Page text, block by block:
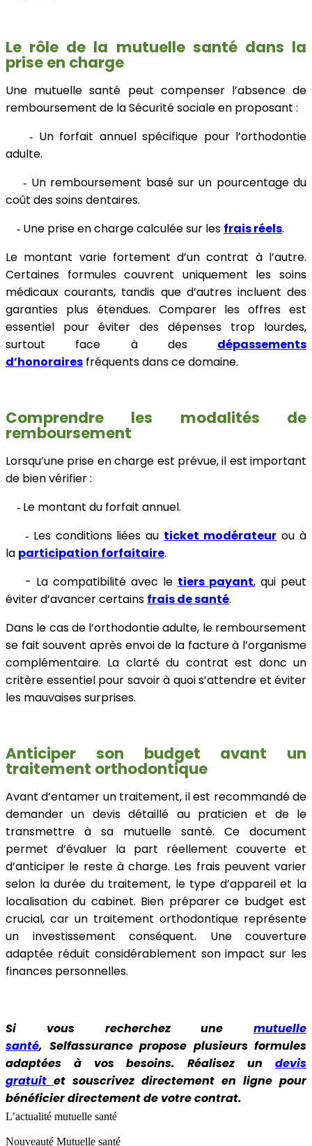
Le rôle de la mutuelle santé dans la
prise en charge
Une mutuelle santé peut compenser l’absence de
remboursement de la Sécurité sociale en proposant :
- Un forfait annuel spécifique pour l’orthodontie
adulte.
- Un remboursement basé sur un pourcentage du
coût des soins dentaires.
- Une prise en charge calculée sur les frais réels.
Le montant varie fortement d’un contrat à l’autre.
Certaines formules couvrent uniquement les soins
médicaux courants, tandis que d’autres incluent des
garanties plus étendues. Comparer les offres est
essentiel pour éviter des dépenses trop lourdes,
surtout face à des dépassements
d’honoraires fréquents dans ce domaine.
Comprendre les modalités de
remboursement
Lorsqu’une prise en charge est prévue, il est important
de bien vérifier :
- Le montant du forfait annuel.
- Les conditions liées au ticket modérateur ou à
la participation forfaitaire.
- La compatibilité avec le tiers payant, qui peut
éviter d’avancer certains frais de santé.
Dans le cas de l’orthodontie adulte, le remboursement
se fait souvent après envoi de la facture à l’organisme
complémentaire. La clarté du contrat est donc un
critère essentiel pour savoir à quoi s’attendre et éviter
les mauvaises surprises.
Anticiper son budget avant un
traitement orthodontique
Avant d’entamer un traitement, il est recommandé de
demander un devis détaillé au praticien et de le
transmettre à sa mutuelle santé. Ce document
permet d’évaluer la part réellement couverte et
d’anticiper le reste à charge. Les frais peuvent varier
selon la durée du traitement, le type d’appareil et la
localisation du cabinet. Bien préparer ce budget est
crucial, car un traitement orthodontique représente
un investissement conséquent. Une couverture
adaptée réduit considérablement son impact sur les
finances personnelles.
Si vous recherchez une mutuelle
santé, Selfassurance propose plusieurs formules
adaptées à vos besoins. Réalisez un devis
gratuit et souscrivez directement en ligne pour
bénéficier directement de votre contrat.
L’actualité mutuelle santé
Nouveauté Mutuelle santé